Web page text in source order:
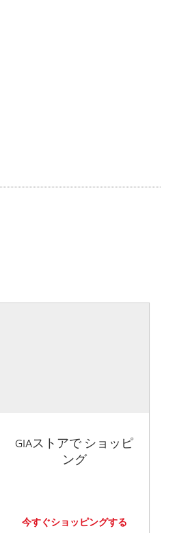
GIAストアで ショッピ
ング
今すぐショッピングする